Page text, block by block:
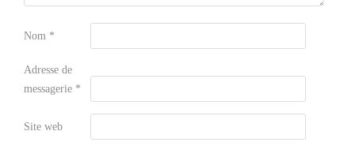
Nom *
Adresse de
messagerie *
Site web